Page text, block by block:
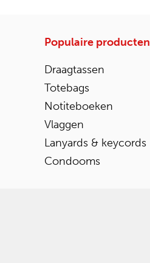
Populaire producten
Draagtassen
Totebags
Notiteboeken
Vlaggen
Lanyards & keycords
Condooms